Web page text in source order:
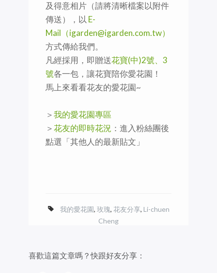
及得意相片（請將清晰檔案以附件
傳送），以 E-
Mail（igarden@igarden.com.tw）
方式傳給我們。
凡經採用，即贈送花寶(中)2號、3
號各一包，讓花寶陪你愛花園！
馬上來看看花友的愛花園~
＞我的愛花園專區
＞花友的即時花況 ：進入粉絲團後
點選「其他人的最新貼文」
我的愛花園, 玫瑰, 花友分享, Li-chuen
Cheng
喜歡這篇文章嗎？快跟好友分享：